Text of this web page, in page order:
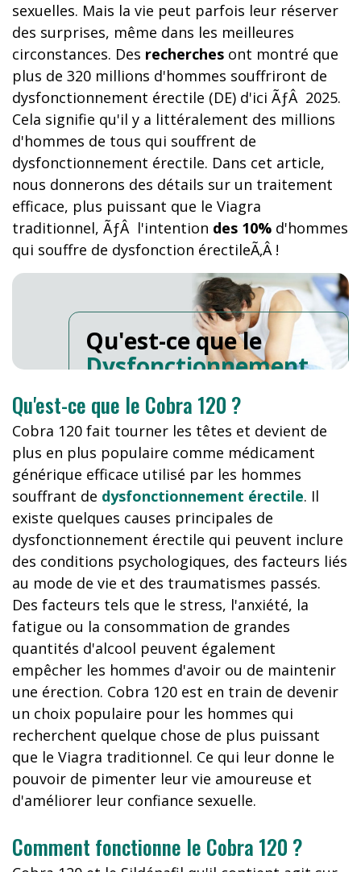
sexuelles. Mais la vie peut parfois leur réserver
des surprises, même dans les meilleures
circonstances. Des recherches ont montré que
plus de 320 millions d'hommes souffriront de
dysfonctionnement érectile (DE) d'ici ÃƒÂ 2025.
Cela signifie qu'il y a littéralement des millions
d'hommes de tous qui souffrent de
dysfonctionnement érectile. Dans cet article,
nous donnerons des détails sur un traitement
efficace, plus puissant que le Viagra
traditionnel, ÃƒÂ l'intention des 10% d'hommes
qui souffre de dysfonction érectileÃ‚Â !
Qu'est-ce que le
Dysfonctionnement
Erectile?
Qu'est-ce que le Cobra 120 ?
Cobra 120 fait tourner les têtes et devient de
plus en plus populaire comme médicament
générique efficace utilisé par les hommes
souffrant de dysfonctionnement érectile. Il
existe quelques causes principales de
dysfonctionnement érectile qui peuvent inclure
des conditions psychologiques, des facteurs liés
au mode de vie et des traumatismes passés.
Des facteurs tels que le stress, l'anxiété, la
fatigue ou la consommation de grandes
quantités d'alcool peuvent également
empêcher les hommes d'avoir ou de maintenir
une érection. Cobra 120 est en train de devenir
un choix populaire pour les hommes qui
recherchent quelque chose de plus puissant
que le Viagra traditionnel. Ce qui leur donne le
pouvoir de pimenter leur vie amoureuse et
d'améliorer leur confiance sexuelle.
Comment fonctionne le Cobra 120 ?